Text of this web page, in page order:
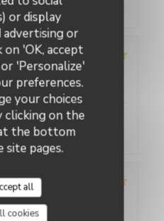
or display
advertising or
'OK, accept
'Personalize'
preferences.
your choices
clicking on the
the bottom
pages.
all
cookies
2
Food:5/5 Value:4
Plats toujours
2
Food:4/5